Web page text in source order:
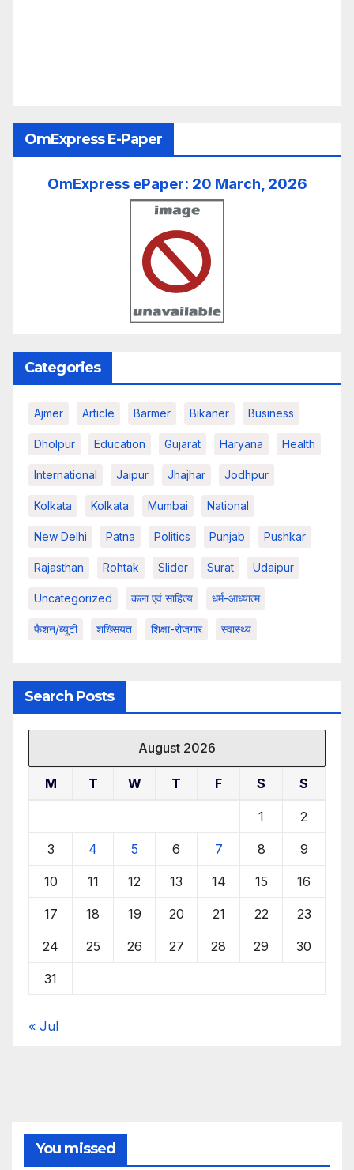
OmExpress E-Paper
OmExpress ePaper: 20 March, 2026
Categories
Ajmer Article Barmer Bikaner Business
Dholpur Education Gujarat Haryana Health
International Jaipur Jhajhar Jodhpur
Kolkata Kolkata Mumbai National
New Delhi Patna Politics Punjab Pushkar
Rajasthan Rohtak Slider Surat Udaipur
Uncategorized कला एवं साहित्य धर्म-आध्यात्म
फैशन/ब्यूटी शख्सियत शिक्षा-रोजगार स्वास्थ्य
Search Posts
August 2026
M T W T F S S
1 2
3 4 5 6 7 8 9
10 11 12 13 14 15 16
17 18 19 20 21 22 23
24 25 26 27 28 29 30
31
« Jul
You missed